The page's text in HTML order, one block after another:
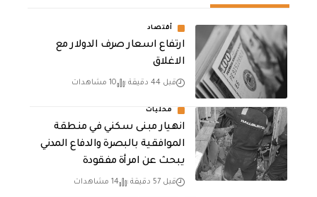
أقتصاد
ارتفاع اسعار صرف الدولار مع
الاغلاق
قبل 44 دقيقة 10 مشاهدات
محليات
انهيار مبنى سكني في منطقة
الموافقية بالبصرة والدفاع المدني
يبحث عن امرأة مفقودة
قبل 57 دقيقة 14 مشاهدات